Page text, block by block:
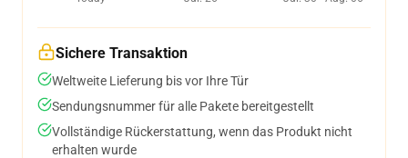
Sichere Transaktion
Weltweite Lieferung bis vor Ihre Tür
Sendungsnummer für alle Pakete bereitgestellt
Vollständige Rückerstattung, wenn das Produkt nicht
erhalten wurde